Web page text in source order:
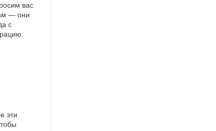
вас
— они
с
эти